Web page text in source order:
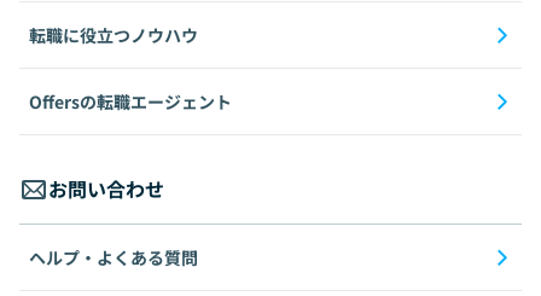
転職に役立つノウハウ
Offersの転職エージェント
お問い合わせ
ヘルプ・よくある質問